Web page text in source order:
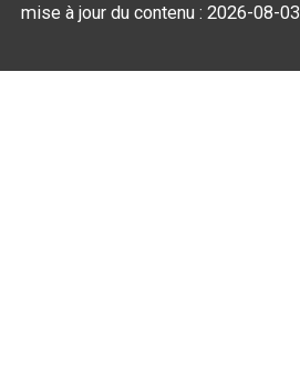
mise à jour du contenu :2026-08-03